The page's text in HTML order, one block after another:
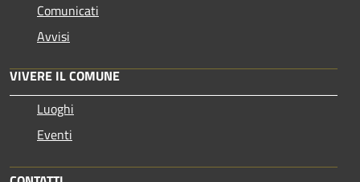
Comunicati
Avvisi
VIVERE IL COMUNE
Luoghi
Eventi